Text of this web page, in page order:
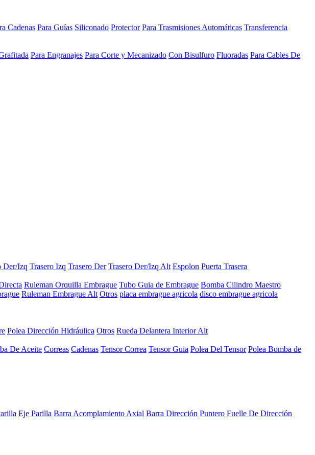
Cadenas Para Guías Siliconado Protector Para Trasmisiones Automáticas Transferencia
Para Engranajes Para Corte y Mecanizado Con Bisulfuro Fluoradas Para Cables De
Der/Izq Trasero Izq Trasero Der Trasero Der/Izq Alt Espolon Puerta Trasera
Ruleman Orquilla Embrague Tubo Guia de Embrague Bomba Cilindro Maestro
Ruleman Embrague Alt Otros placa embrague agricola disco embrague agricola
Polea Dirección Hidráulica Otros Rueda Delantera Interior Alt
De Aceite Correas Cadenas Tensor Correa Tensor Guia Polea Del Tensor Polea Bomba de
Eje Parilla Barra Acomplamiento Axial Barra Dirección Puntero Fuelle De Dirección